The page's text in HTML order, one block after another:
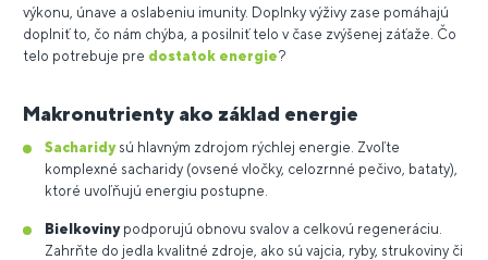
výkonu, únave a oslabeniu imunity. Doplnky výživy zase pomáhajú
doplniť to, čo nám chýba, a posilniť telo v čase zvýšenej záťaže. Čo
telo potrebuje pre dostatok energie?
Makronutrienty ako základ energie
Sacharidysú hlavným zdrojom rýchlej energie. Zvoľte
komplexné sacharidy (ovsené vločky, celozrnné pečivo, bataty),
ktoré uvoľňujú energiu postupne.
Bielkovinypodporujú obnovu svalov a celkovú regeneráciu.
Zahrňte do jedla kvalitné zdroje, ako sú vajcia, ryby, strukoviny či